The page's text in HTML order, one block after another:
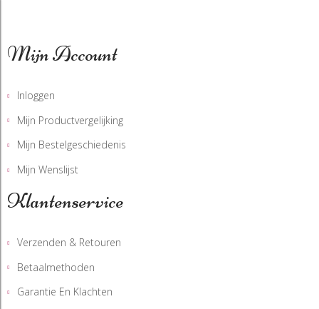
Mijn Account
Inloggen
Mijn Productvergelijking
Mijn Bestelgeschiedenis
Mijn Wenslijst
Klantenservice
Verzenden & Retouren
Betaalmethoden
Garantie En Klachten